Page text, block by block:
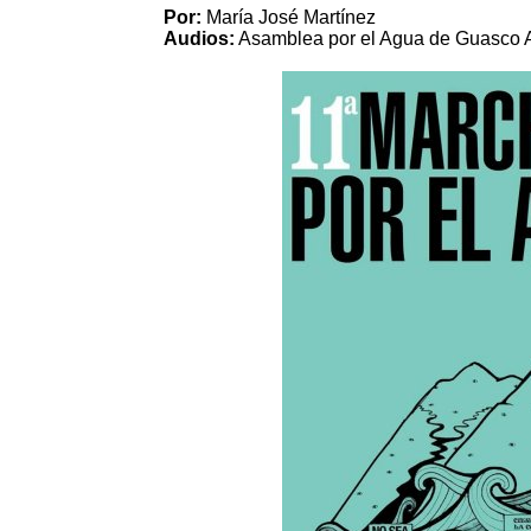
Por: María José Martínez
Audios: Asamblea por el Agua de Guasco